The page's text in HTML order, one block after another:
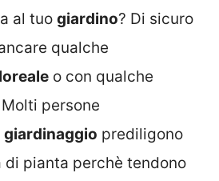
al tuo giardino? Di sicuro
qualche
o con qualche
persone
giardinaggio prediligono
pianta perchè tendono